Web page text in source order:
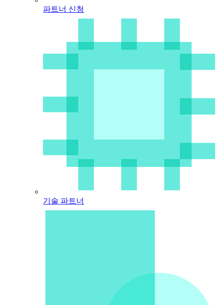
파트너 신청
기술 파트너